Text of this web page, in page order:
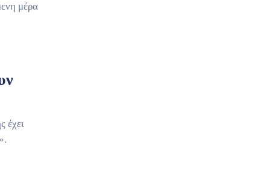
μέρα
έχει